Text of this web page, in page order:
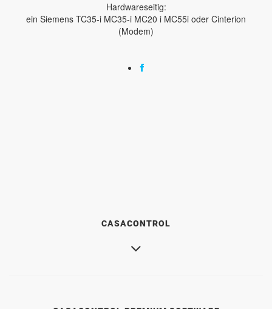
Hardwareseitig:
ein Siemens TC35-i MC35-i MC20 i MC55i oder Cinterion
(Modem)
CASACONTROL